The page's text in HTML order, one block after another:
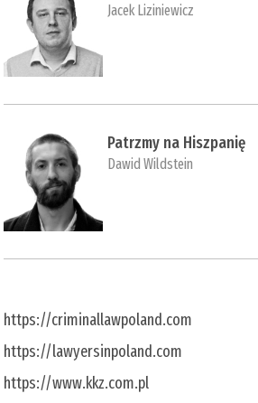
Jacek Liziniewicz
Patrzmy na Hiszpanię
Dawid Wildstein
https://criminallawpoland.com
https://lawyersinpoland.com
https://www.kkz.com.pl